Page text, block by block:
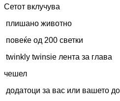
Сетот вклучува
плишано животно
повеќе од 200 светки
twinkly twinsie лента за глава
чешел
додатоци за вас или вашето